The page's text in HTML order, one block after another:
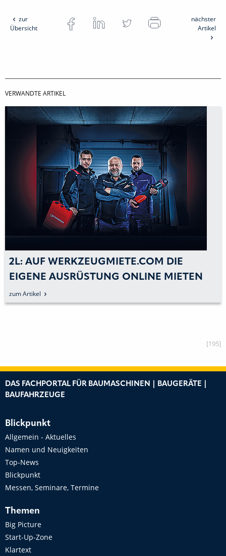
zur
Übersicht
nächster
Artikel
VERWANDTE ARTIKEL
2L: AUF WERKZEUGMIETE.COM DIE
EIGENE AUSRÜSTUNG ONLINE MIETEN
zum Artikel
[195]
DAS FACHPORTAL FÜR BAUMASCHINEN | BAUGERÄTE |
BAUFAHRZEUGE
Blickpunkt
Allgemein - Aktuelles
Namen und Neuigkeiten
Top-News
Blickpunkt
Messen, Seminare, Termine
Themen
Big Picture
Start-Up-Zone
Klartext